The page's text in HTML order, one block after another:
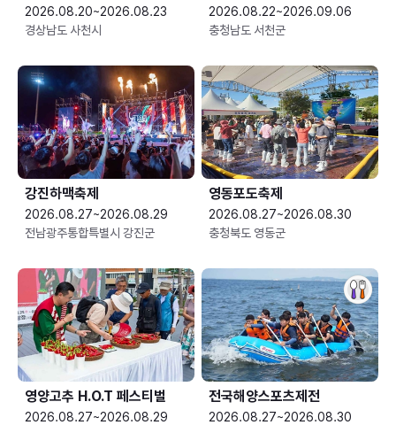
2026.08.20~2026.08.23
경상남도 사천시
2026.08.22~2026.09.06
충청남도 서천군
강진하맥축제
2026.08.27~2026.08.29
전남광주통합특별시 강진군
영동포도축제
2026.08.27~2026.08.30
충청북도 영동군
영양고추 H.O.T 페스티벌
2026.08.27~2026.08.29
전국해양스포츠제전
2026.08.27~2026.08.30